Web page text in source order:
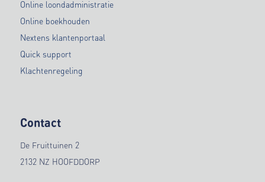
Online loondadministratie
Online boekhouden
Nextens klantenportaal
Quick support
Klachtenregeling
Contact
De Fruittuinen 2
2132 NZ HOOFDDORP